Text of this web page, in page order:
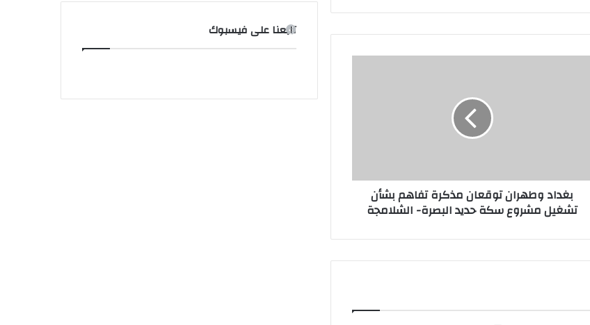
البصرة-
بغداد وطهران توقعان مذكرة تفاهم بشأن
تشغيل مشروع سكة حديد البصرة- الشلامجة
تابعنا على فيسبوك